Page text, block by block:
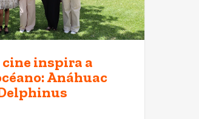
cine inspira a
Anáhuac